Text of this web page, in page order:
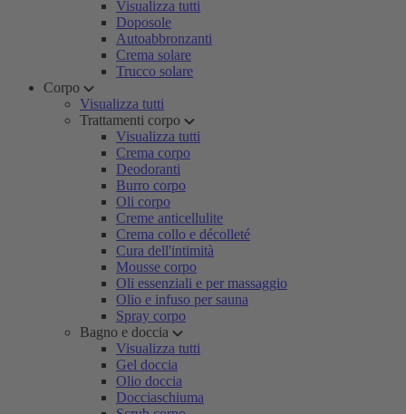
Visualizza tutti
Doposole
Autoabbronzanti
Crema solare
Trucco solare
Corpo
Visualizza tutti
Trattamenti corpo
Visualizza tutti
Crema corpo
Deodoranti
Burro corpo
Oli corpo
Creme anticellulite
Crema collo e décolleté
Cura dell'intimità
Mousse corpo
Oli essenziali e per massaggio
Olio e infuso per sauna
Spray corpo
Bagno e doccia
Visualizza tutti
Gel doccia
Olio doccia
Docciaschiuma